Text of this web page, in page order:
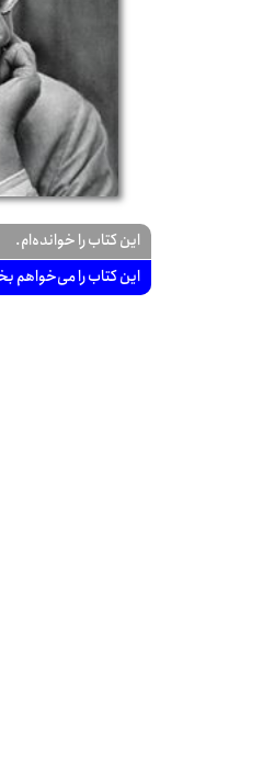
این کتاب را خوانده‌ام.
این کتاب را می‌خواهم